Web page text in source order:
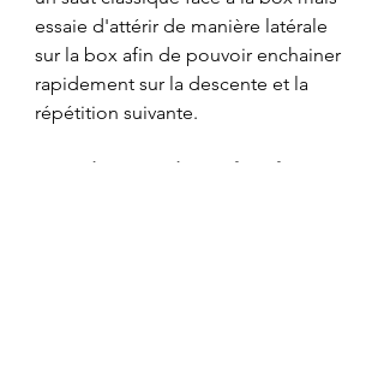
essaie d'attérir de manière latérale
sur la box afin de pouvoir enchainer
rapidement sur la descente et la
répétition suivante.